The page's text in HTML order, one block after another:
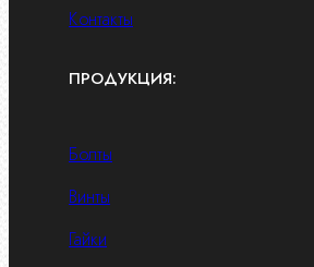
Контакты
ПРОДУКЦИЯ:
Болты
Винты
Гайки